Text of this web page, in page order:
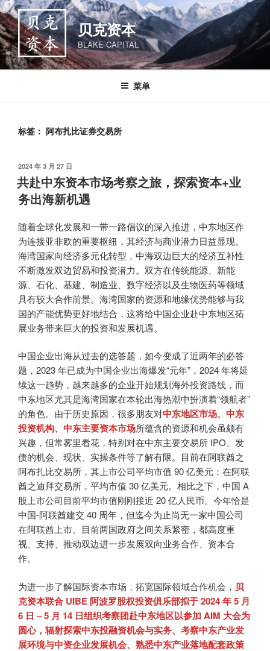
跳
至
内
容
贝克资本
BLAKE CAPITAL
菜单
标签： 阿布扎比证券交易所
发
布
于
2024 年 3 月 27 日
共赴中东资本市场考察之旅，探索资本+业
务出海新机遇
随着全球化发展和一带一路倡议的深入推进，中东地区作
为连接亚非欧的重要枢纽，其经济与商业潜力日益显现。
海湾国家向经济多元化转型，中海双边巨大的经济互补性
不断激发双边贸易和投资潜力。双方在传统能源、新能
源、石化、基建、制造业、数字经济以及生物医药等领域
具有较大合作前景。海湾国家的资源和地缘优势能够与我
国的产能优势更好地结合，这将给中国企业赴中东地区拓
展业务带来巨大的投资和发展机遇。
中国企业出海从过去的选答题，如今变成了近两年的必答
题，2023 年已成为中国企业出海爆发“元年”，2024 年将延
续这一趋势，越来越多的企业开始规划海外投资路线，而
中东地区尤其是海湾国家在本轮出海热潮中扮演着“领航者”
的角色。由于历史原因，很多朋友对中东地区市场、中东
投资机构、中东主要资本市场所蕴含的资源和机会虽颇有
兴趣，但常雾里看花，特别对在中东主要交易所 IPO、发
债的机会、现状、实操条件等了解有限。目前在阿联酋之
阿布扎比交易所，其上市公司平均市值 90 亿美元；在阿联
酋之迪拜交易所，平均市值 30 亿美元。相比之下，中国 A
股上市公司目前平均市值刚刚接近 20 亿人民币。今年恰是
中国-阿联酋建交 40 周年，但迄今为止尚无一家中国公司
在阿联酋上市。目前两国政府之间关系紧密，都高度重
视、支持、推动双边进一步发展双向业务合作、资本合
作。
为进一步了解国际资本市场，拓宽国际领域合作机会， 贝
克资本联合 UIBE 阿波罗股权投资俱乐部拟于 2024 年 5 月
6 日 – 5 月 14 日组织考察团赴中东地区以参加 AIM 大会为
圆心，辐射探索中东投融资机会与实务、考察中东产业发
展环境与中资企业发展机会、熟悉中东产业落地配套政策